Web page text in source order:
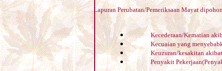
Lapuran Perubatan/Pemeriksaan Mayat
Kecederaan/Kematian
Kecuaian yang
Keuzuran/kesakitan
Penyakit